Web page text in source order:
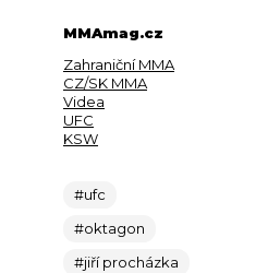
MMAmag.cz
Zahraniční MMA
CZ/SK MMA
Videa
UFC
KSW
#ufc
#oktagon
#jiří procházka